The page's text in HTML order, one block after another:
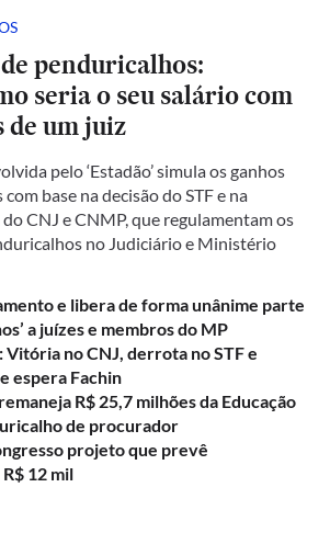
penduricalhos:
seria o seu salário com
de um juiz
pelo ‘Estadão’ simula os ganhos
base na decisão do STF e na
CNJ e CNMP, que regulamentam os
no Judiciário e Ministério
e libera de forma unânime parte
a juízes e membros do MP
no CNJ, derrota no STF e
espera Fachin
R$ 25,7 milhões da Educação
de procurador
projeto que prevê
12 mil